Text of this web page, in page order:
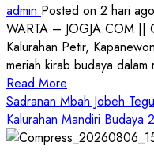
admin Posted on 2 hari ago
WARTA – JOGJA.COM ||
Kalurahan Petir,
meriah kirab budaya dalam
Read More
more
about
Bersama
Sadranan Mbah Jobeh
Kalurahan Mandiri Budaya